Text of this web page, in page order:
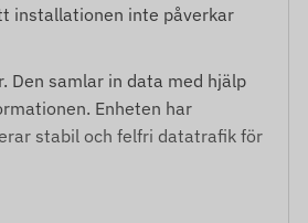
installationen inte påverkar
Den samlar in data med hjälp
Enheten har
stabil och felfri datatrafik för